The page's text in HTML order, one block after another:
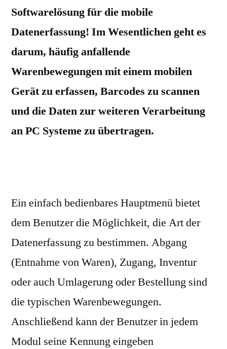
Softwarelösung für die mobile
Datenerfassung! Im Wesentlichen geht es
darum, häufig anfallende
Warenbewegungen mit einem mobilen
Gerät zu erfassen, Barcodes zu scannen
und die Daten zur weiteren Verarbeitung
an PC Systeme zu übertragen.
Ein einfach bedienbares Hauptmenü bietet
dem Benutzer die Möglichkeit, die Art der
Datenerfassung zu bestimmen. Abgang
(Entnahme von Waren), Zugang, Inventur
oder auch Umlagerung oder Bestellung sind
die typischen Warenbewegungen.
Anschließend kann der Benutzer in jedem
Modul seine Kennung eingeben